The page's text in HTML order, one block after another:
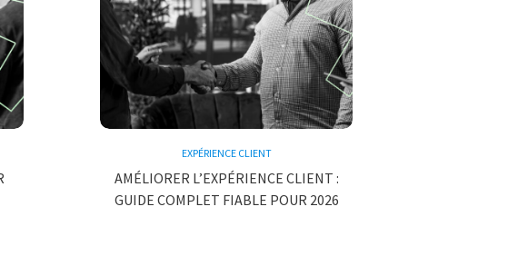
EXPÉRIENCE CLIENT
AMÉLIORER L’EXPÉRIENCE CLIENT :
GUIDE COMPLET FIABLE POUR 2026